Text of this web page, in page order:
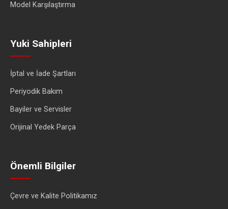
Model Karşılaştırma
Yuki Sahipleri
İptal ve İade Şartları
Periyodik Bakım
Bayiler ve Servisler
Orijinal Yedek Parça
Önemli Bilgiler
Çevre ve Kalite Politikamız